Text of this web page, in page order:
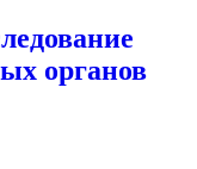
органов